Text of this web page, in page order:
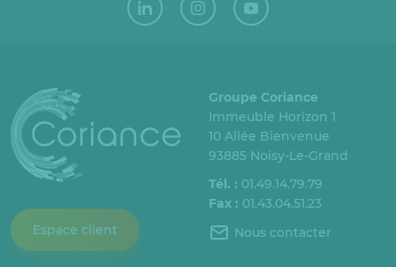
Espace client
Groupe Coriance
Immeuble Horizon 1
10 Allée Bienvenue
93885 Noisy-Le-Grand
Tél. : 01.49.14.79.79
Fax : 01.43.04.51.23
Nous contacter